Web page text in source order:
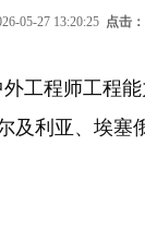
05-27 13:20:25 点击：
程师工程能
及利亚、埃塞